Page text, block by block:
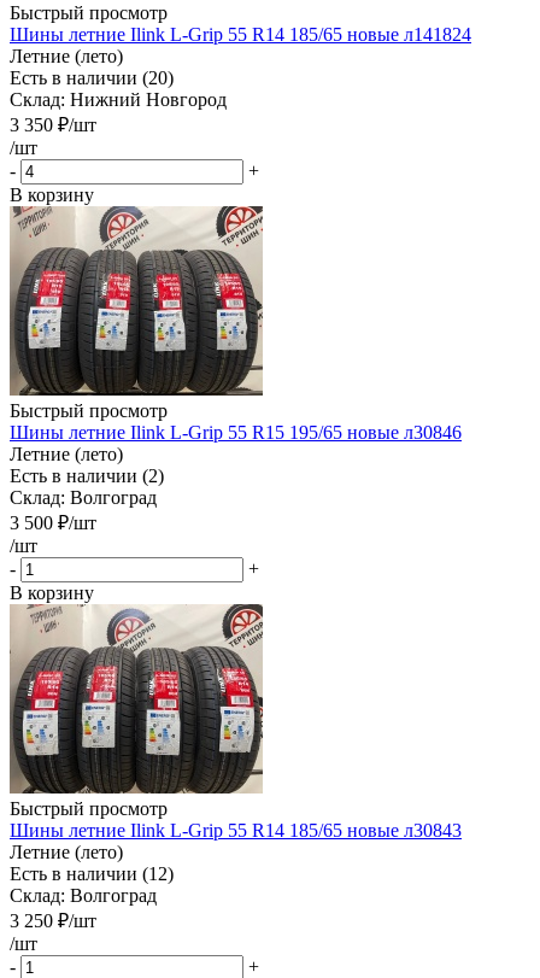
Быстрый просмотр
Шины летние Ilink L-Grip 55 R14 185/65 новые л141824
Летние (лето)
Есть в наличии (20)
Склад: Нижний Новгород
3 350 ₽/шт
/шт
-
+
В корзину
Быстрый просмотр
Шины летние Ilink L-Grip 55 R15 195/65 новые л30846
Летние (лето)
Есть в наличии (2)
Склад: Волгоград
3 500 ₽/шт
/шт
-
+
В корзину
Быстрый просмотр
Шины летние Ilink L-Grip 55 R14 185/65 новые л30843
Летние (лето)
Есть в наличии (12)
Склад: Волгоград
3 250 ₽/шт
/шт
-
+